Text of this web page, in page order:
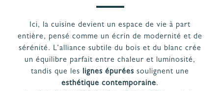
NOS MODÈLES DE CUISINES
NOS CUISINES FABRIQUÉES EN VENDÉE
Ici, la cuisine devient un espace de vie à part
entière, pensé comme un écrin de modernité et de
sérénité. L’alliance subtile du bois et du blanc crée
un équilibre parfait entre chaleur et luminosité,
tandis que les lignes épurées soulignent une
esthétique contemporaine.